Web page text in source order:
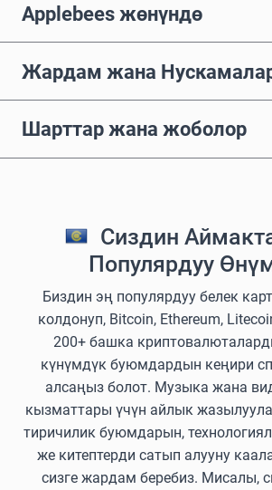
Applebees жөнүндө
Жардам жана
Шарттар жана жоболор
Сиздин
Популярдуу
Биздин эң популярдуу белек
колдонуп, Bitcoin, Ethereum,
200+ башка
күнүмдүк буюмдардын кеңири
алсаңыз болот. Музыка жана
кызматтары үчүн айлык
тиричилик буюмдарын,
же китептерди сатып алууну
сизге жардам беребиз. Мисалы,